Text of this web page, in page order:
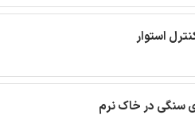
استوار
سنگی در خاک نرم